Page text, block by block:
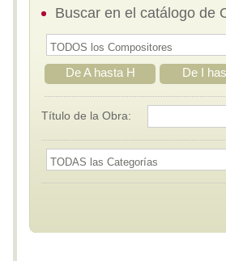
Buscar en el catálogo de
De A hasta H De I
Título de la Obra: